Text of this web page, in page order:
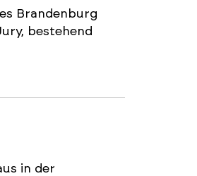
Brandenburg
bestehend
in der